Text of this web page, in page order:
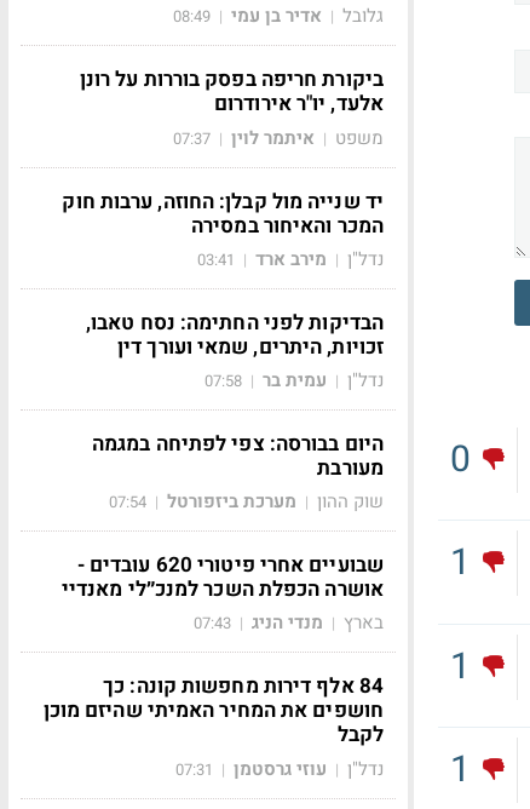
0
1
1
1
גלובל | אדיר בן עמי |
08:49
ביקורת חריפה בפסק בוררות על רונן
אלעד, יו"ר אירודרום
משפט | איתמר לוין |
07:37
יד שנייה מול קבלן: החוזה, ערבות חוק
המכר והאיחור במסירה
נדל"ן | מירב ארד |
03:41
הבדיקות לפני החתימה: נסח טאבו,
זכויות, היתרים, שמאי ועורך דין
נדל"ן | עמית בר |
07:58
היום בבורסה: צפי לפתיחה במגמה
מעורבת
שוק ההון | מערכת ביזפורטל |
07:54
שבועיים אחרי פיטורי 620 עובדים -
אושרה הכפלת השכר למנכ״לי מאנדיי
בארץ | מנדי הניג |
07:43
84 אלף דירות מחפשות קונה: כך
חושפים את המחיר האמיתי שהיזם מוכן
לקבל
נדל"ן | עוזי גרסטמן |
07:31